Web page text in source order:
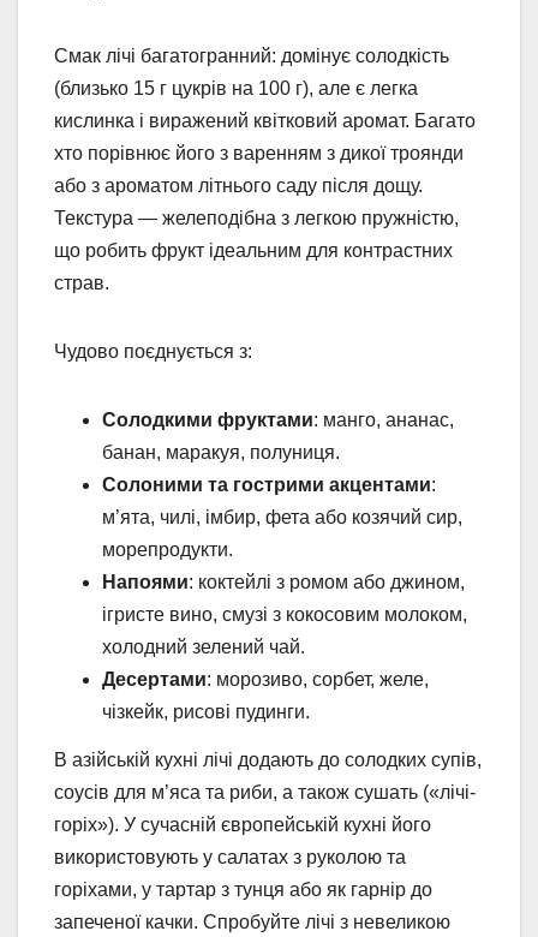
Смак лічі багатогранний: домінує солодкість
(близько 15 г цукрів на 100 г), але є легка
кислинка і виражений квітковий аромат. Багато
хто порівнює його з варенням з дикої троянди
або з ароматом літнього саду після дощу.
Текстура — желеподібна з легкою пружністю,
що робить фрукт ідеальним для контрастних
страв.
Чудово поєднується з:
Солодкими фруктами: манго, ананас,
банан, маракуя, полуниця.
Солоними та гострими акцентами:
м’ята, чилі, імбир, фета або козячий сир,
морепродукти.
Напоями: коктейлі з ромом або джином,
ігристе вино, смузі з кокосовим молоком,
холодний зелений чай.
Десертами: морозиво, сорбет, желе,
чізкейк, рисові пудинги.
В азійській кухні лічі додають до солодких супів,
соусів для м’яса та риби, а також сушать («лічі-
горіх»). У сучасній європейській кухні його
використовують у салатах з руколою та
горіхами, у тартар з тунця або як гарнір до
запеченої качки. Спробуйте лічі з невеликою